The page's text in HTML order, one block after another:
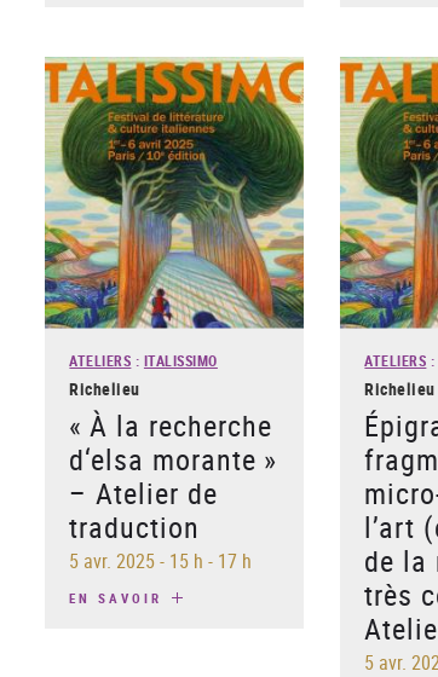
ATELIERS : ITALISSIMO
Richelieu
« À la recherche
d‘elsa morante »
– Atelier de
traduction
5 avr. 2025- 15 h - 17 h
EN SAVOIR
ATELIERS :
Richelieu
l’art
de la
très
5 avr.